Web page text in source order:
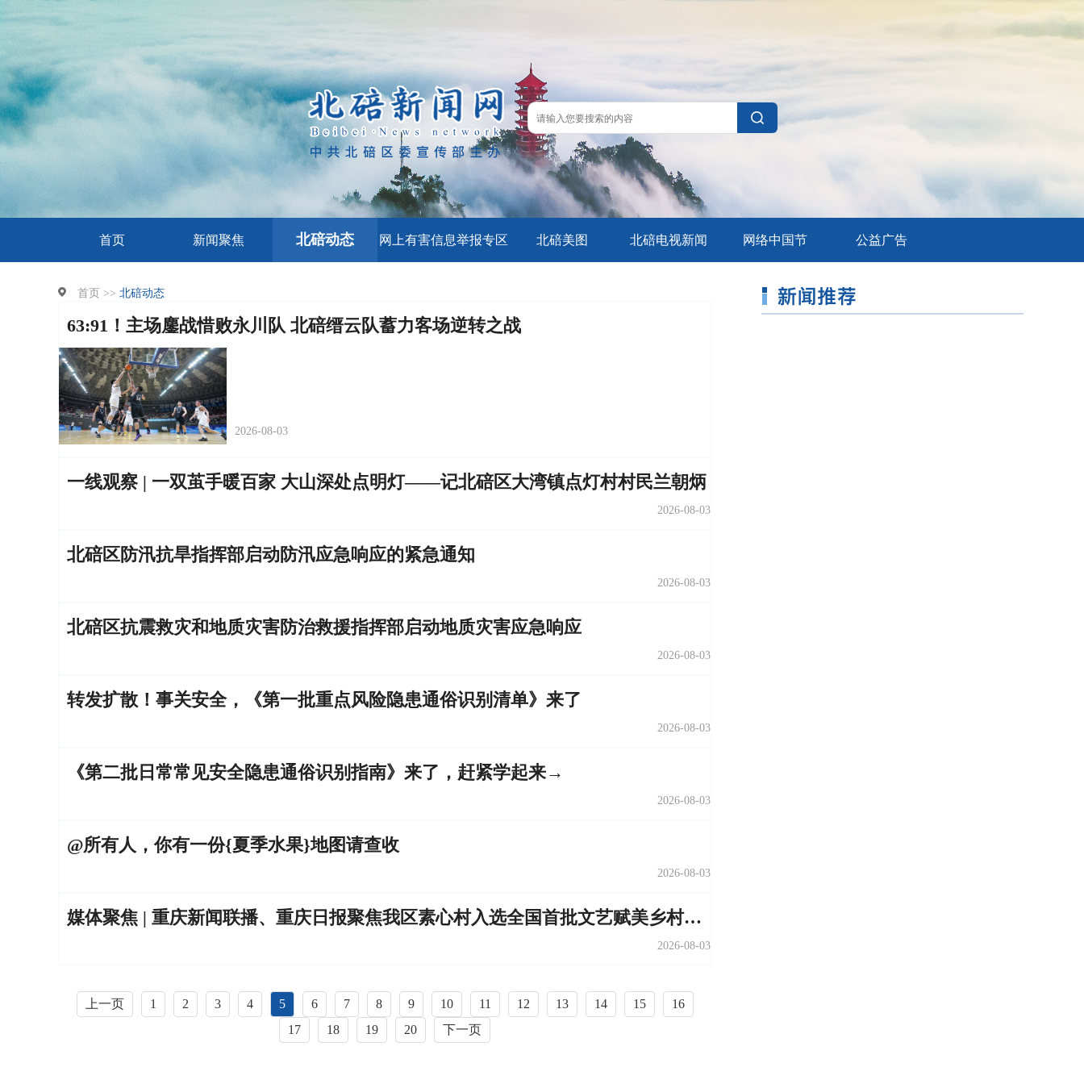
首页 新闻聚焦 北碚动态 网上有害信息举报专区 北碚美图 北碚电视新闻 网络中国节 公益广告
首页 >> 北碚动态
63:91！主场鏖战惜败永川队 北碚缙云队蓄力客场逆转之战
2026-08-03
一线观察 | 一双茧手暖百家 大山深处点明灯——记北碚区大湾镇点灯村村民兰朝炳
2026-08-03
北碚区防汛抗旱指挥部启动防汛应急响应的紧急通知
2026-08-03
北碚区抗震救灾和地质灾害防治救援指挥部启动地质灾害应急响应
2026-08-03
转发扩散！事关安全，《第一批重点风险隐患通俗识别清单》来了
2026-08-03
《第二批日常常见安全隐患通俗识别指南》来了，赶紧学起来→
2026-08-03
@所有人，你有一份{夏季水果}地图请查收
2026-08-03
媒体聚焦 | 重庆新闻联播、重庆日报聚焦我区素心村入选全国首批文艺赋美乡村典型案例
2026-08-03
上一页 1 2 3 4 5 6 7 8 9 10 11 12 13 14 15
16
17
18 19 20 下一页